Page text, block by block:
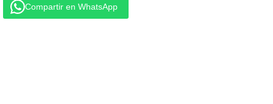
Compartir en WhatsApp